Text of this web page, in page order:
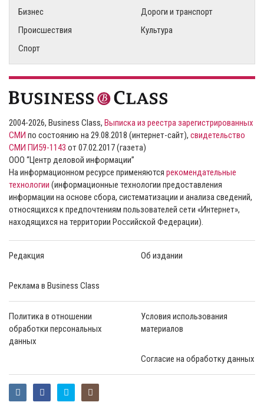
Бизнес
Дороги и транспорт
Происшествия
Культура
Спорт
2004-2026, Business Class, Выписка из реестра зарегистрированных
СМИ по состоянию на 29.08.2018 (интернет-сайт), свидетельство
СМИ ПИ59-1143 от 07.02.2017 (газета)
ООО “Центр деловой информации”
На информационном ресурсе применяются рекомендательные
технологии (информационные технологии предоставления
информации на основе сбора, систематизации и анализа сведений,
относящихся к предпочтениям пользователей сети «Интернет»,
находящихся на территории Российской Федерации).
Редакция Об издании
Реклама в Business Class
Политика в отношении
обработки персональных
данных
Условия использования
материалов
Согласие на обработку данных